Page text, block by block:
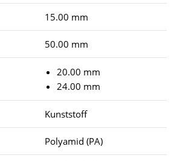
15.00 mm
50.00 mm
20.00 mm
24.00 mm
Kunststoff
Polyamid (PA)